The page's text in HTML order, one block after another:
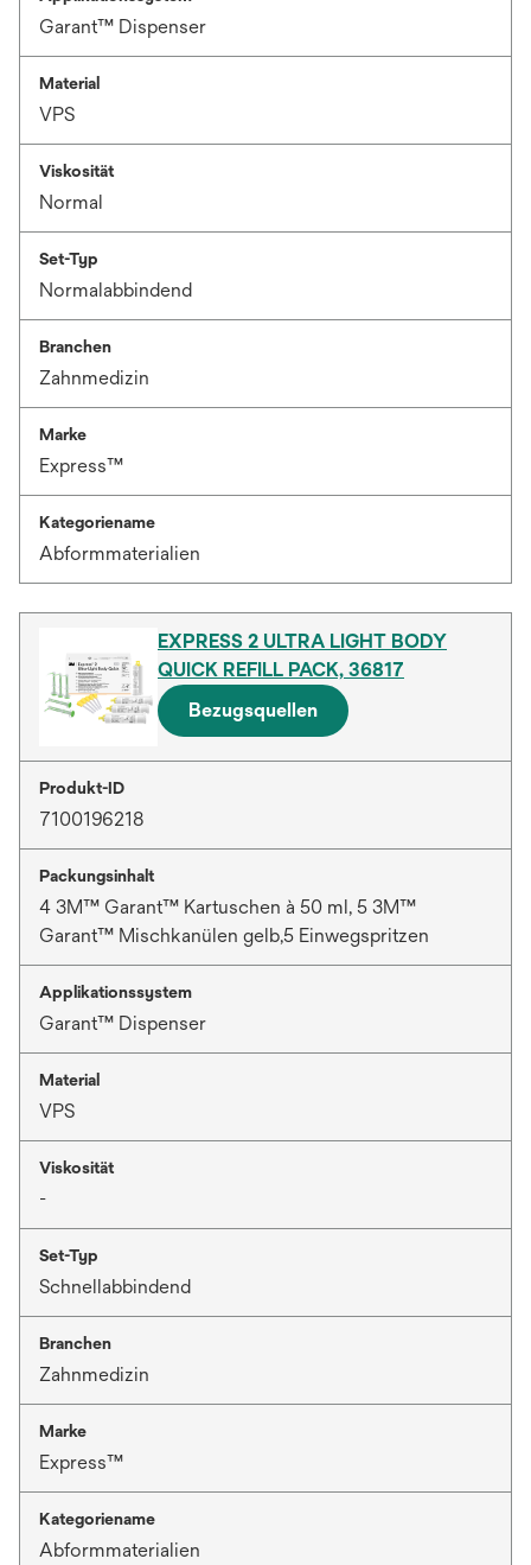
Garant™ Dispenser
Material
VPS
Viskosität
Normal
Set-Typ
Normalabbindend
Branchen
Zahnmedizin
Marke
Express™
Kategoriename
Abformmaterialien
EXPRESS 2 ULTRA LIGHT BODY
QUICK REFILL PACK, 36817
Bezugsquellen
Produkt-ID
7100196218
Packungsinhalt
4 3M™ Garant™ Kartuschen à 50 ml, 5 3M™
Garant™ Mischkanülen gelb,5 Einwegspritzen
Applikationssystem
Garant™ Dispenser
Material
VPS
Viskosität
-
Set-Typ
Schnellabbindend
Branchen
Zahnmedizin
Marke
Express™
Kategoriename
Abformmaterialien